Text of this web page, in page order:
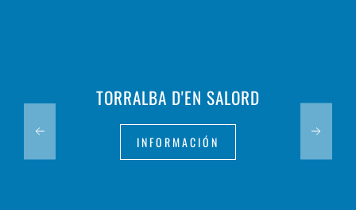
TORRALBA D'EN SALORD
INFORMACIÓN